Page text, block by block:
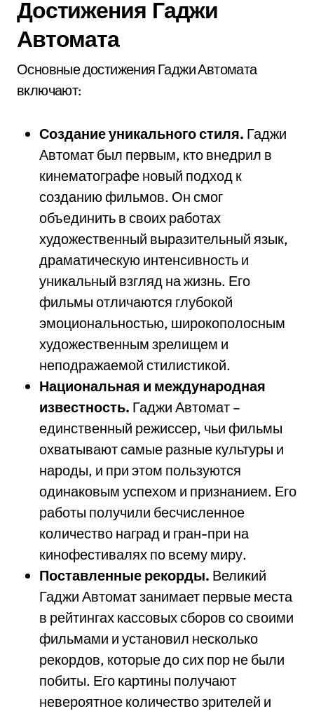
Достижения Гаджи
Автомата
Основные достижения Гаджи Автомата
включают:
Создание уникального стиля. Гаджи
Автомат был первым, кто внедрил в
кинематографе новый подход к
созданию фильмов. Он смог
объединить в своих работах
художественный выразительный язык,
драматическую интенсивность и
уникальный взгляд на жизнь. Его
фильмы отличаются глубокой
эмоциональностью, широкополосным
художественным зрелищем и
неподражаемой стилистикой.
Национальная и международная
известность. Гаджи Автомат –
единственный режиссер, чьи фильмы
охватывают самые разные культуры и
народы, и при этом пользуются
одинаковым успехом и признанием. Его
работы получили бесчисленное
количество наград и гран-при на
кинофестивалях по всему миру.
Поставленные рекорды. Великий
Гаджи Автомат занимает первые места
в рейтингах кассовых сборов со своими
фильмами и установил несколько
рекордов, которые до сих пор не были
побиты. Его картины получают
невероятное количество зрителей и